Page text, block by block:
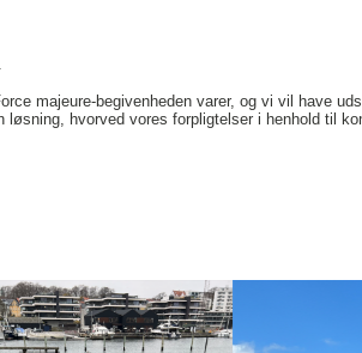
majeure-begivenheden varer, og vi vil have
hvorved vores forpligtelser i henhold til